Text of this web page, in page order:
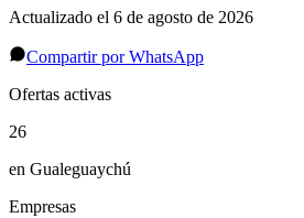
Actualizado el 6 de agosto de 2026
Compartir por WhatsApp
Ofertas activas
26
en Gualeguaychú
Empresas